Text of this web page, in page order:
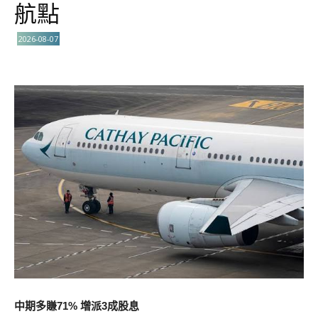
航點
2026-08-07
中期多賺71% 增派3成股息